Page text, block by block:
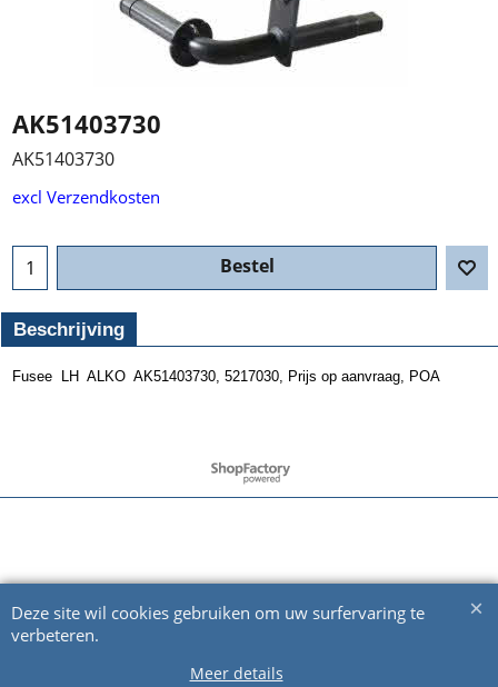
AK51403730
AK51403730
excl Verzendkosten
Bestel
Beschrijving
Fusee LH ALKO AK51403730, 5217030, Prijs op aanvraag, POA
Webwinkel gemaakt met ShopFactory webwinkel software.
Deze site wil cookies gebruiken om uw surfervaring te
verbeteren.
Meer details